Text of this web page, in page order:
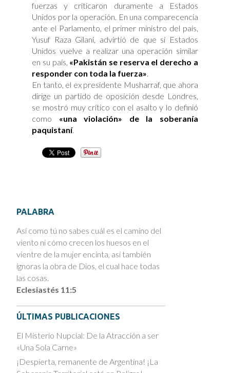
fuerzas y criticaron duramente a Estados
Unidos por la operación. En una comparecencia
ante el Parlamento, el primer ministro del país,
Yusuf Raza Gilani, advirtió de que si Estados
Unidos vuelve a realizar una operación similar
en su país, «Pakistán se reserva el derecho a
responder con toda la fuerza».
En tanto, el ex presidente Musharraf, que ahora
dirige un partido de oposición desde Londres,
se mostró muy crítico con el asalto y lo definió
como «una violación» de la soberanía
paquistaní.
PALABRA
Así como tú no sabes cuál es el camino del
viento ni cómo crecen los huesos en el
vientre de la mujer encinta, así también
ignoras la obra de Dios, el cual hace todas
las cosas.
Eclesiastés 11:5
ÚLTIMAS PUBLICACIONES
El Misterio Nupcial: De la Atracción a ser
«Una Sola Carne»
¡Despierta, remanente de Argentina! ¡La